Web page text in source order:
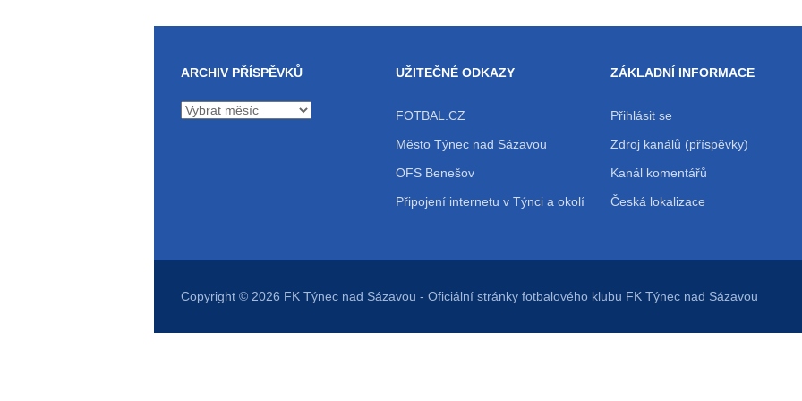
ARCHIV PŘÍSPĚVKŮ
Archiv
UŽITEČNÉ ODKAZY
FOTBAL.CZ
Město Týnec nad Sázavou
OFS Benešov
Připojení internetu v Týnci a okolí
ZÁKLADNÍ INFORMACE
Přihlásit se
Zdroj kanálů (příspěvky)
Kanál komentářů
Česká lokalizace
Copyright © 2026 FK Týnec nad Sázavou - Oficiální stránky fotbalového klubu FK Týnec nad Sázavou